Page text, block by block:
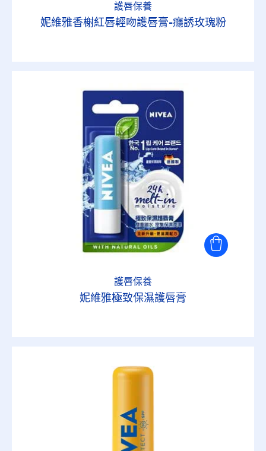
護唇保養
妮維雅香榭紅唇輕吻護唇膏-癮誘玫瑰粉
護唇保養
妮維雅極致保濕護唇膏